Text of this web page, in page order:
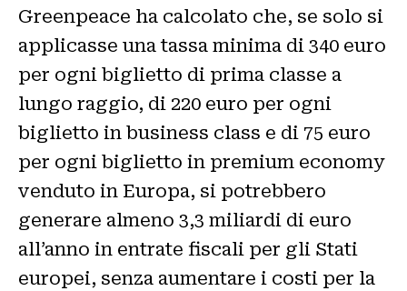
Greenpeace ha calcolato che, se solo si
applicasse una tassa minima di 340 euro
per ogni biglietto di prima classe a
lungo raggio, di 220 euro per ogni
biglietto in business class e di 75 euro
per ogni biglietto in premium economy
venduto in Europa, si potrebbero
generare almeno 3,3 miliardi di euro
all’anno in entrate fiscali per gli Stati
europei, senza aumentare i costi per la